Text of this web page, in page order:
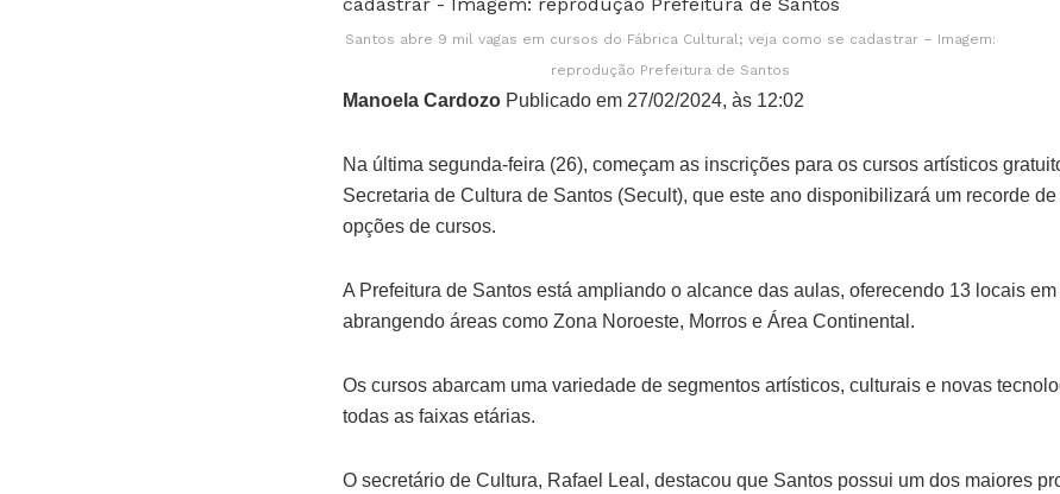
Santos abre 9 mil vagas em cursos do Fábrica Cultural; veja como se cadastrar – Imagem:
reprodução Prefeitura de Santos
Manoela Cardozo Publicado em 27/02/2024, às 12:02
Na última segunda-feira (26), começam as inscrições para os cursos artísticos
Secretaria de Cultura de Santos (Secult), que este ano disponibilizará um recorde
opções de cursos.
A Prefeitura de Santos está ampliando o alcance das aulas, oferecendo 13 locais
abrangendo áreas como Zona Noroeste, Morros e Área Continental.
Os cursos abarcam uma variedade de segmentos artísticos, culturais e novas
todas as faixas etárias.
O secretário de Cultura, Rafael Leal, destacou que Santos possui um dos maiores